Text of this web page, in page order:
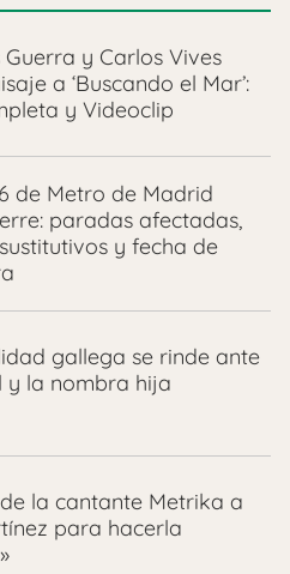
Guerra y Carlos Vives
a ‘Buscando el Mar’:
y Videoclip
de Metro de Madrid
paradas afectadas,
y fecha de
gallega se rinde ante
y la nombra hija
la cantante Metrika a
para hacerla